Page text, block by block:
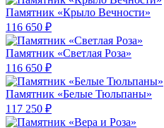
Памятник «Крыло Вечности»
116 650 ₽
Памятник «Светлая Роза»
116 650 ₽
Памятник «Белые Тюльпаны»
117 250 ₽